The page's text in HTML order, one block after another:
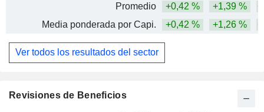
Promedio
+0,42 % +1,39 %
Media ponderada por Capi.
+0,42 % +1,26 %
Ver todos los resultados del sector
Revisiones de Beneficios